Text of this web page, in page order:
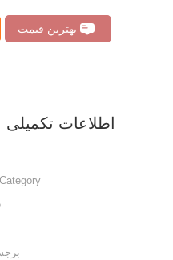
بهترین قیمت
اطلاعات تکمیلی